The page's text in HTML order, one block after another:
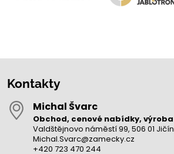
Kontakty
Michal Švarc
Obchod, cenové nabídky, výroba
Valdštějnovo náměstí 99, 506 01 Jičín
Michal.Svarc@zamecky.cz
+420 723 470 244